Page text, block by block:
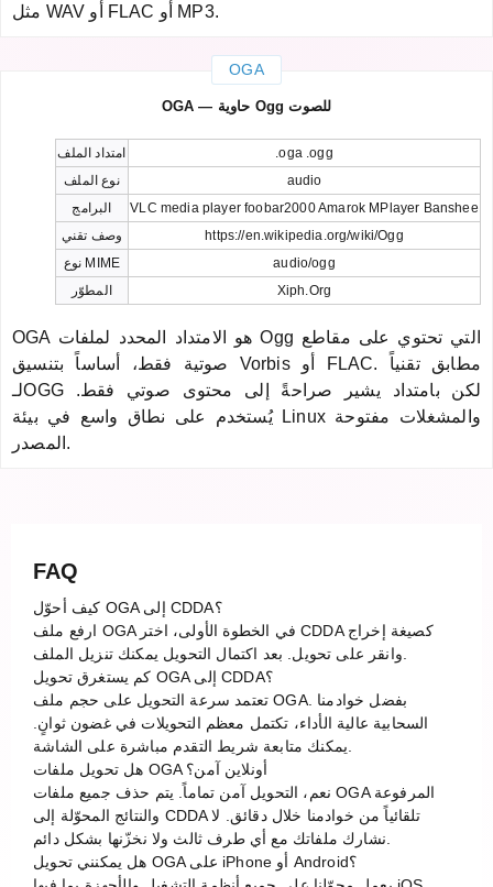
مثل WAV أو FLAC أو MP3.
OGA
OGA — حاوية Ogg للصوت
امتداد الملف
.oga .ogg
نوع الملف
audio
البرامج
VLC media player foobar2000 Amarok MPlayer Banshee
وصف تقني
https://en.wikipedia.org/wiki/Ogg
نوع MIME
audio/ogg
المطوّر
Xiph.Org
OGA هو الامتداد المحدد لملفات Ogg التي تحتوي على مقاطع
صوتية فقط، أساساً بتنسيق Vorbis أو FLAC. مطابق تقنياً
لـOGG لكن بامتداد يشير صراحةً إلى محتوى صوتي فقط.
يُستخدم على نطاق واسع في بيئة Linux والمشغلات مفتوحة
المصدر.
FAQ
كيف أحوّل OGA إلى CDDA؟
ارفع ملف OGA في الخطوة الأولى، اختر CDDA كصيغة إخراج
كم يستغرق تحويل OGA إلى CDDA؟
تعتمد سرعة التحويل على حجم ملف OGA. بفضل خوادمنا
السحابية عالية الأداء، تكتمل معظم التحويلات في غضون ثوانٍ.
هل تحويل ملفات OGA أونلاين آمن؟
نعم، التحويل آمن تماماً. يتم حذف جميع ملفات OGA المرفوعة
والنتائج المحوّلة إلى CDDA تلقائياً من خوادمنا خلال دقائق. لا
هل يمكنني تحويل OGA على iPhone أو Android؟